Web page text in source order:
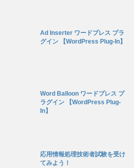
Ad Inserter ワードプレス プラ
グイン 【WordPress Plug-In】
Word Balloon ワードプレス プ
ラグイン 【WordPress Plug-
In】
応用情報処理技術者試験を受け
てみよう！